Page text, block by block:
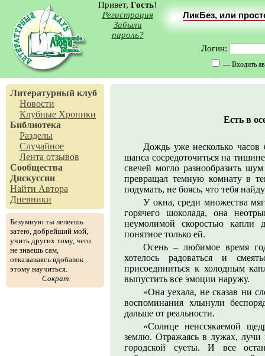
Привет, Гость!
Регистрация
Забыли
пароль?
ЛикБез, или
Логин:
— Входить
Литературный клуб
Новости
Клубные Хроники
Библиотека
Разделы
Случайное
Лента отзывов
Сообщества
Дискуссии
Найти Автора
Дневники
Безумную ты лелеешь
затею, добрейший мой,
учить других тому, чего
не знаешь сам,
отказываясь вдобавок
этому научиться.
Сократ
Есть в
Дождь уже несколько
шанса сосредоточиться на
свечей могло разнообразить
превращал темную комнату в
подумать, не боясь, что тебя
У окна, среди множества
горячего шоколада, она
неумолимой скоростью
понятное только ей.
Осень – любимое время
хотелось радоваться и
присоединиться к холодным
выпустить все эмоции наружу.
«Она уехала, не сказав ни
воспоминания хлынули
дальше от реальности.
«Солнце неиссякаемой
землю. Отражаясь в лужах, лучи
городской суеты. И все